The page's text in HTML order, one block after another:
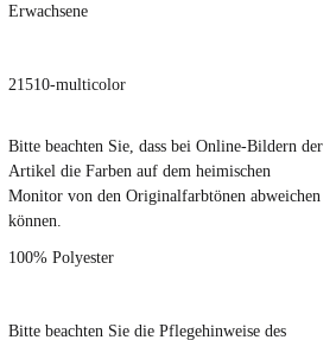
Erwachsene
21510-multicolor
Bitte beachten Sie, dass bei Online-Bildern der
Artikel die Farben auf dem heimischen
Monitor von den Originalfarbtönen abweichen
können.
100% Polyester
Bitte beachten Sie die Pflegehinweise des